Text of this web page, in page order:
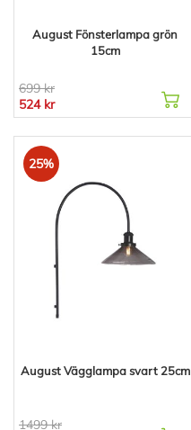
August Fönsterlampa grön
15cm
699 kr
524 kr
25%
August Vägglampa svart 25cm
1499 kr